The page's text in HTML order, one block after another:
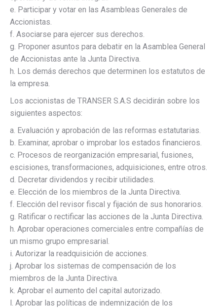
e. Participar y votar en las Asambleas Generales de
Accionistas.
f. Asociarse para ejercer sus derechos.
g. Proponer asuntos para debatir en la Asamblea General
de Accionistas ante la Junta Directiva.
h. Los demás derechos que determinen los estatutos de
la empresa.
Los accionistas de TRANSER S.A.S decidirán sobre los
siguientes aspectos:
a. Evaluación y aprobación de las reformas estatutarias.
b. Examinar, aprobar o improbar los estados financieros.
c. Procesos de reorganización empresarial, fusiones,
escisiones, transformaciones, adquisiciones, entre otros.
d. Decretar dividendos y recibir utilidades.
e. Elección de los miembros de la Junta Directiva.
f. Elección del revisor fiscal y fijación de sus honorarios.
g. Ratificar o rectificar las acciones de la Junta Directiva.
h. Aprobar operaciones comerciales entre compañías de
un mismo grupo empresarial.
i. Autorizar la readquisición de acciones.
j. Aprobar los sistemas de compensación de los
miembros de la Junta Directiva.
k. Aprobar el aumento del capital autorizado.
l. Aprobar las políticas de indemnización de los